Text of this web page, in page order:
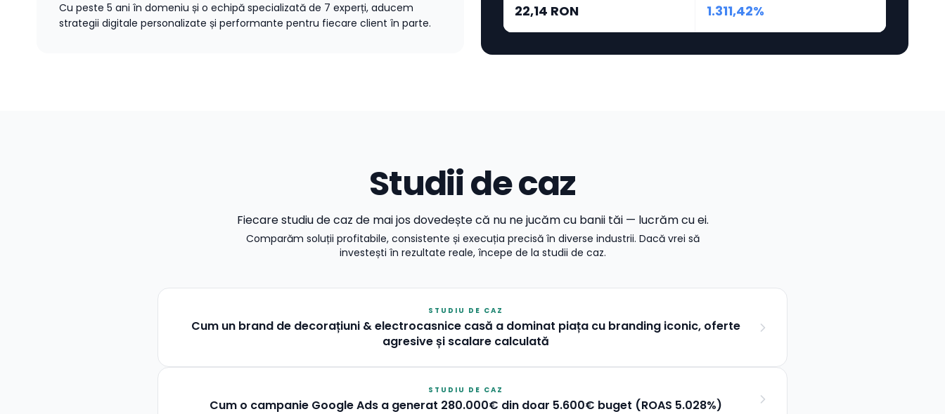
Cu peste 5 ani în domeniu și o echipă specializată de 7 experți, aducem
strategii digitale personalizate și performante pentru fiecare client în parte.
22,14 RON 1.311,42%
Studii de caz
Fiecare studiu de caz de mai jos dovedește că nu ne jucăm cu banii tăi — lucrăm cu ei.
Comparăm soluții profitabile, consistente și execuția precisă în diverse industrii. Dacă vrei să
investești în rezultate reale, începe de la studii de caz.
STUDIU DE CAZ
Cum un brand de decorațiuni & electrocasnice casă a dominat piața cu branding iconic, oferte
agresive și scalare calculată
STUDIU DE CAZ
Cum o campanie Google Ads a generat 280.000€ din doar 5.600€ buget (ROAS 5.028%)